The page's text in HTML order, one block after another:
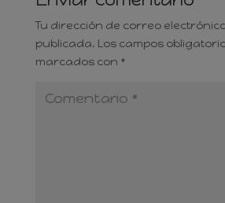
Tu dirección de correo
publicada. Los campos
marcados con *